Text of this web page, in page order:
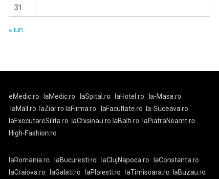
31
« iun.
eMedic.ro laMedic.ro laSpital.ro laHotel.ro
la-Masa.ro
laMall.ro
laZiar.ro laFirma.ro laFacultate.ro
la-Suceava.ro
laExecutareSilita.ro
laChisinau.ro laBalti.ro
laPiatraNeamt.ro
High-Fashion.ro
laRomania.ro laBucuresti.ro laClujNapoca.ro
laConstanta.ro
laCraiova.ro
laGalati.ro laPloiesti.ro laTimisoara.ro laBuzau.ro